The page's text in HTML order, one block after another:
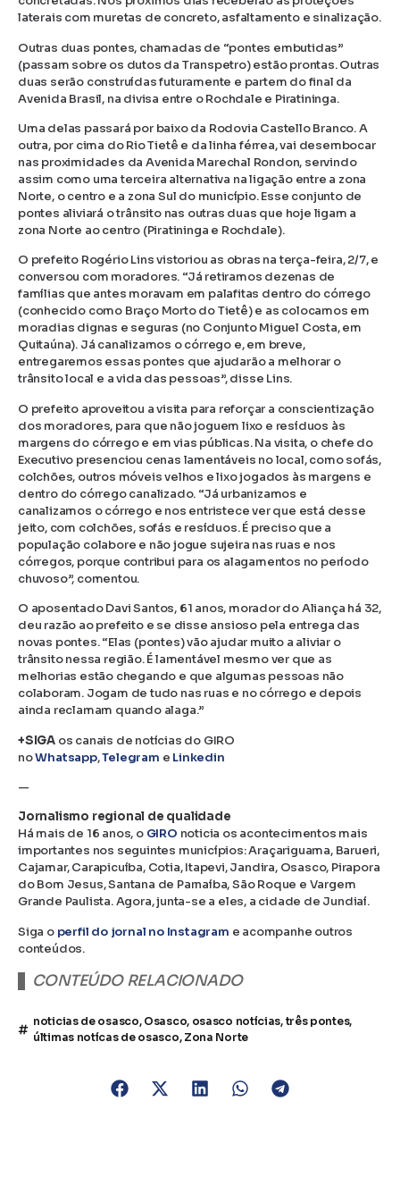
laterais com muretas de concreto, asfaltamento e sinalização.
Outras duas pontes, chamadas de “pontes embutidas”
(passam sobre os dutos da Transpetro) estão prontas. Outras
duas serão construídas futuramente e partem do final da
Avenida Brasil, na divisa entre o Rochdale e Piratininga.
Uma delas passará por baixo da Rodovia Castello Branco. A
outra, por cima do Rio Tietê e da linha férrea, vai desembocar
nas proximidades da Avenida Marechal Rondon, servindo
assim como uma terceira alternativa na ligação entre a zona
Norte, o centro e a zona Sul do município. Esse conjunto de
pontes aliviará o trânsito nas outras duas que hoje ligam a
zona Norte ao centro (Piratininga e Rochdale).
O prefeito Rogério Lins vistoriou as obras na terça-feira, 2/7, e
conversou com moradores. “Já retiramos dezenas de
famílias que antes moravam em palafitas dentro do córrego
(conhecido como Braço Morto do Tietê) e as colocamos em
moradias dignas e seguras (no Conjunto Miguel Costa, em
Quitaúna). Já canalizamos o córrego e, em breve,
entregaremos essas pontes que ajudarão a melhorar o
trânsito local e a vida das pessoas”, disse Lins.
O prefeito aproveitou a visita para reforçar a conscientização
dos moradores, para que não joguem lixo e resíduos às
margens do córrego e em vias públicas. Na visita, o chefe do
Executivo presenciou cenas lamentáveis no local, como sofás,
colchões, outros móveis velhos e lixo jogados às margens e
dentro do córrego canalizado. “Já urbanizamos e
canalizamos o córrego e nos entristece ver que está desse
jeito, com colchões, sofás e resíduos. É preciso que a
população colabore e não jogue sujeira nas ruas e nos
córregos, porque contribui para os alagamentos no período
chuvoso”, comentou.
O aposentado Davi Santos, 61 anos, morador do Aliança há 32,
deu razão ao prefeito e se disse ansioso pela entrega das
novas pontes. “Elas (pontes) vão ajudar muito a aliviar o
trânsito nessa região. É lamentável mesmo ver que as
melhorias estão chegando e que algumas pessoas não
colaboram. Jogam de tudo nas ruas e no córrego e depois
ainda reclamam quando alaga.”
+SIGA os canais de notícias do GIRO
noWhatsapp,Telegram e Linkedin
—
Jornalismo regional de qualidade
Há mais de 16 anos, o GIRO noticia os acontecimentos mais
importantes nos seguintes municípios: Araçariguama, Barueri,
Cajamar, Carapicuíba, Cotia, Itapevi, Jandira, Osasco, Pirapora
do Bom Jesus, Santana de Parnaíba, São Roque e Vargem
Grande Paulista. Agora, junta-se a eles, a cidade de Jundiaí.
Siga o perfil do jornal no Instagram e acompanhe outros
conteúdos.
CONTEÚDO RELACIONADO
noticias de osasco, Osasco, osasco notícias, três pontes,
últimas notícas de osasco, Zona Norte